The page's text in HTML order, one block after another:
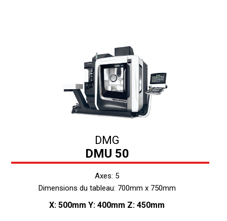
DMG
DMU 50
Axes: 5
Dimensions du tableau: 700mm x 750mm
X: 500mm Y: 400mm Z: 450mm